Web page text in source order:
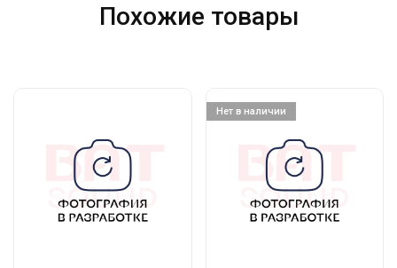
Похожие товары
Нет в наличии